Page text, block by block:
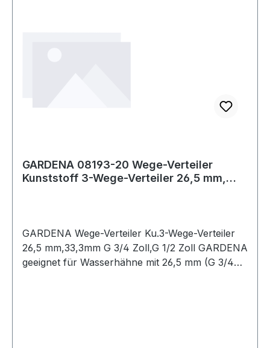
GARDENA 08193-20 Wege-Verteiler
Kunststoff 3-Wege-Verteiler 26,5 mm,
GARDENA Wege-Verteiler Ku.3-Wege-Verteiler
26,5 mm,33,3mm G 3/4 Zoll,G 1/2 Zoll GARDENA
geeignet für Wasserhähne mit 26,5 mm (G 3/4